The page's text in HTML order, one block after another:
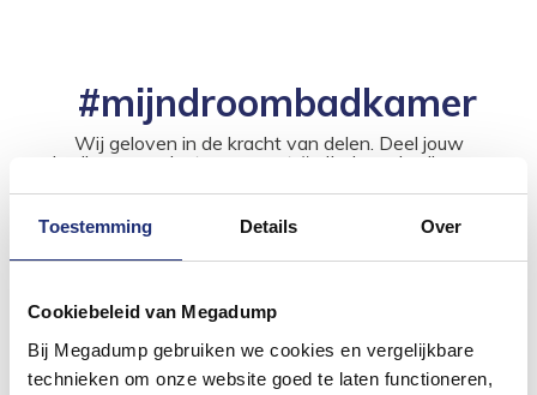
Toestemming Details Over
Cookiebeleid van Megadump
Bij Megadump gebruiken we cookies en vergelijkbare
technieken om onze website goed te laten functioneren,
#mijndroombadkamer
Wij geloven in de kracht van delen. Deel jouw
badkamer op Instagram met #mijndroombadkamer
inspirerende omgeving vol met unieke
badkamerstijlen. Doe je mee?